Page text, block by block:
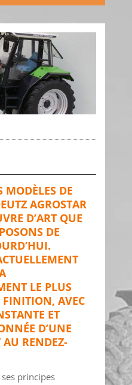
MODÈLES DE
AGROSTAR
D’ART QUE
DE
LE PLUS
AVEC
ET
D’UNE
AU RENDEZ-
principes